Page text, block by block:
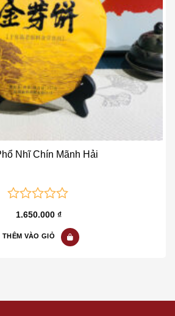
Nhĩ Chín Mãnh Hải
of
1.650.000 ₫
THÊM VÀO GIỎ